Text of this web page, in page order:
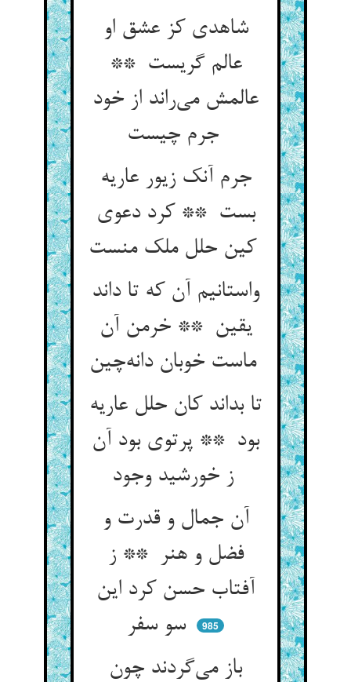
شاهدی کز عشق او
عالم گریست **
عالمش می‌راند از خود
جرم چیست
جرم آنک زیور عاریه
بست ** کرد دعوی
واستانیم آن که تا داند
یقین ** خرمن آن
ماست خوبان دانه‌چین
تا بداند کان حلل عاریه
بود ** پرتوی بود آن
ز خورشید وجود
آن جمال و قدرت و
فضل و هنر ** ز
آفتاب حسن کرد این
سو سفر
985
باز می‌گردند چون